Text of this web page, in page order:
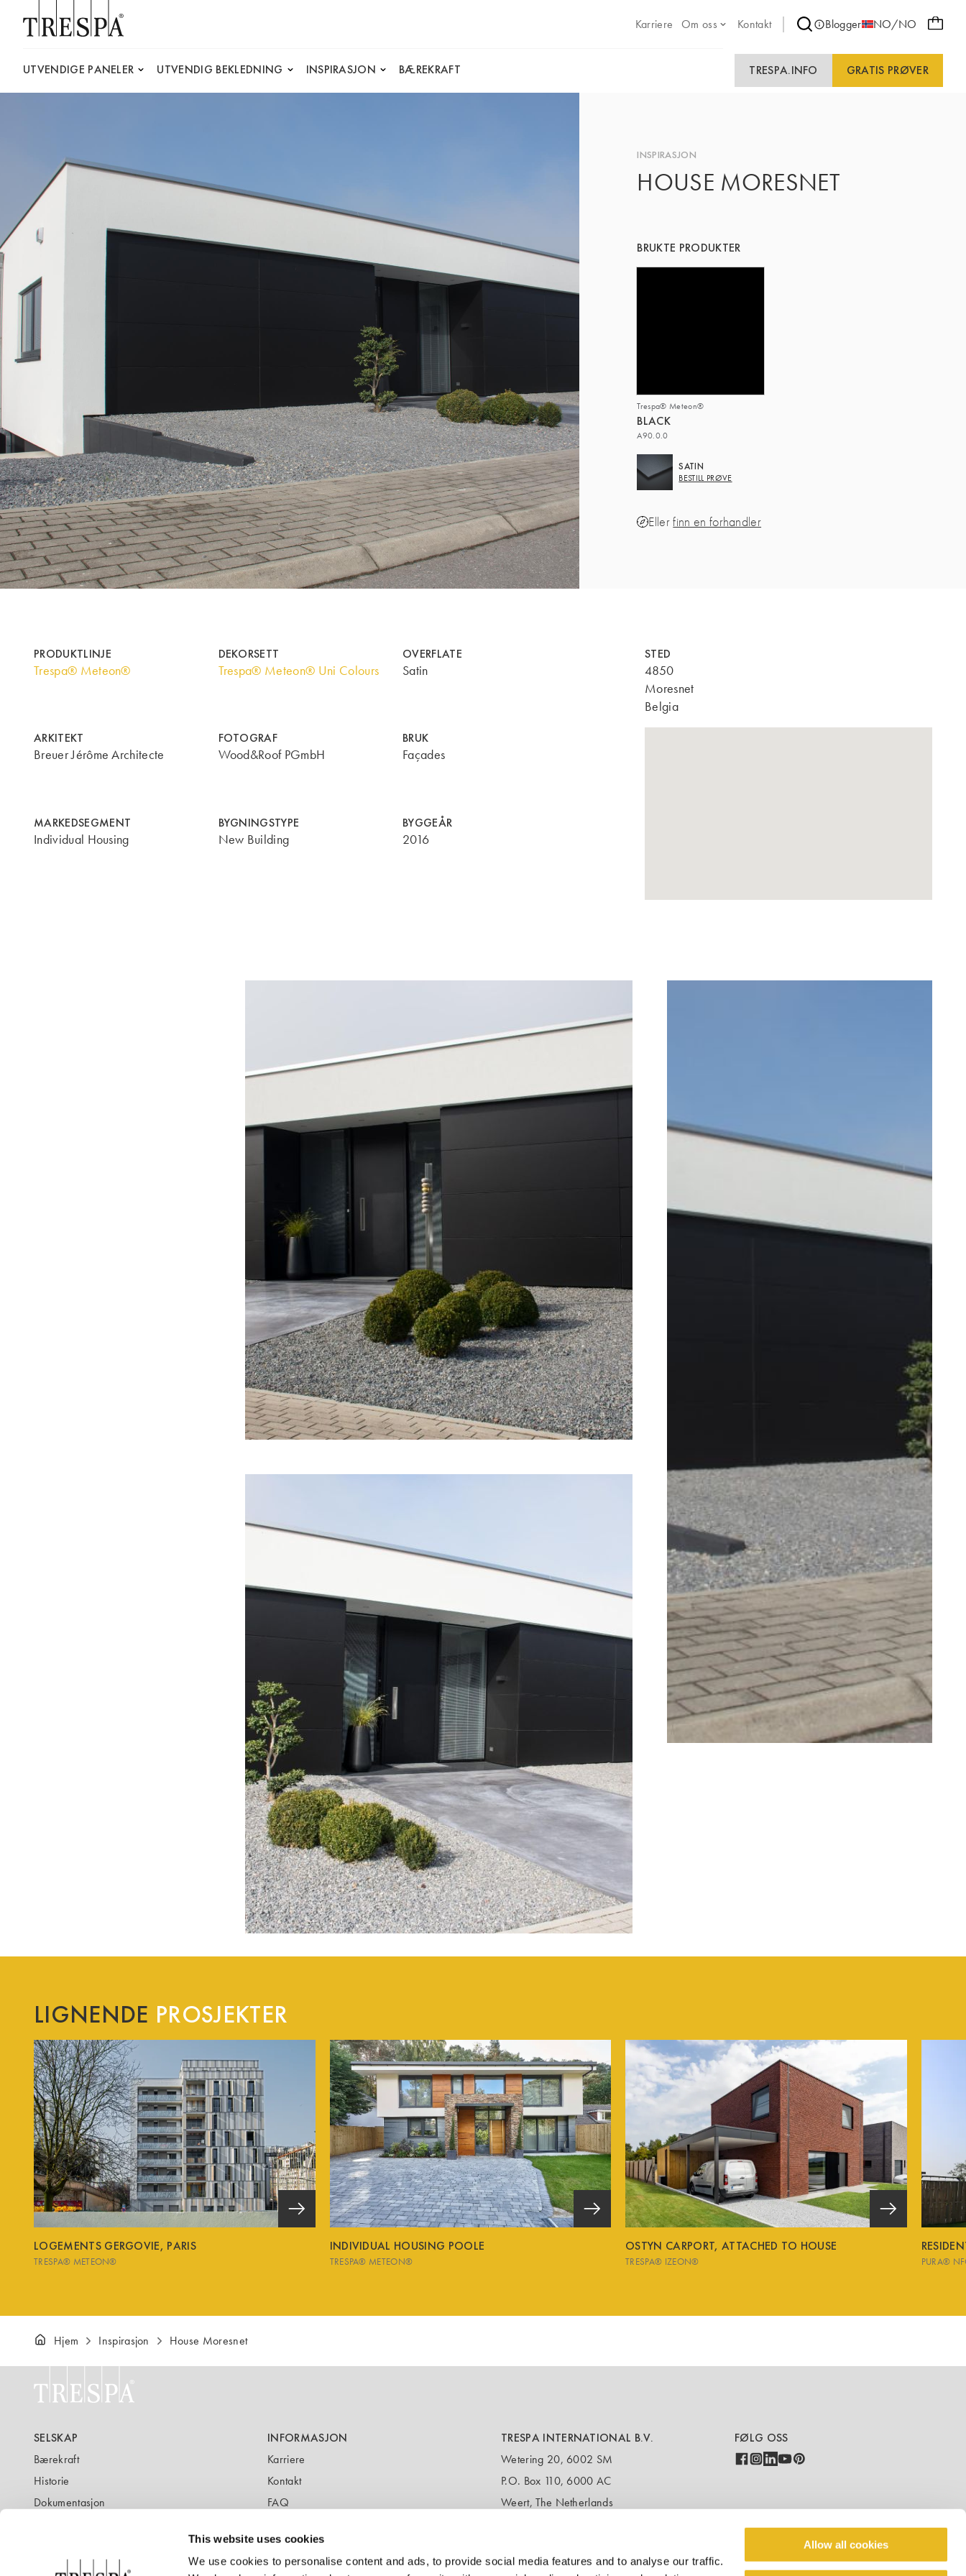
This website uses cookies
We use cookies to personalise content and ads, to provide social media features and to analyse our traffic.
Allow all cookies
Karriere
Om oss Kontakt Blogger NO/NO
UTVENDIGE PANELER UTVENDIG BEKLEDNING INSPIRASJON BÆREKRAFT TRESPA.INFO GRATIS PRØVER
INSPIRASJON
HOUSE MORESNET
BRUKTE PRODUKTER
Trespa® Meteon®
BLACK
A90.0.0
SATIN
BESTILL PRØVE
Ellerfinn en forhandler
PRODUKTLINJE
Trespa® Meteon®
DEKORSETT
Trespa® Meteon® Uni Colours
OVERFLATE
Satin
ARKITEKT
Breuer Jérôme Architecte
FOTOGRAF
Wood&Roof PGmbH
BRUK
Façades
MARKEDSEGMENT
Individual Housing
BYGNINGSTYPE
New Building
BYGGEÅR
2016
STED
4850
Moresnet
Belgia
LIGNENDE PROSJEKTER
LOGEMENTS GERGOVIE, PARIS
TRESPA® METEON®
INDIVIDUAL HOUSING POOLE
TRESPA® METEON®
OSTYN CARPORT, ATTACHED TO HOUSE
TRESPA® IZEON® PURA®
Hjem Inspirasjon House Moresnet
FØLG OSS
COUNTRY - LANGUAGE
NO/NO
SELSKAP
Bærekraft
Historie
Dokumentasjon
INFORMASJON
Karriere
Kontakt
FAQ
TRESPA INTERNATIONAL B.V.
Wetering 20, 6002 SM
P.O. Box 110, 6000 AC
Weert, The Netherlands
T:+31 495 458 358